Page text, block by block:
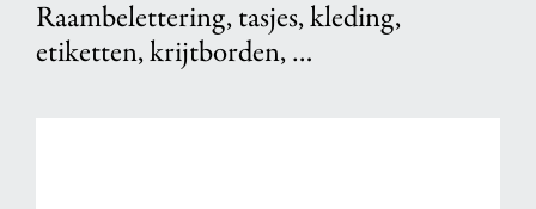
Raambelettering, tasjes, kleding,
etiketten, krijtborden, …